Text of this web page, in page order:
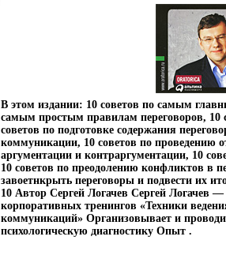
В этом издании: 10 советов по самым
самым простым правилам переговоров, 10
советов по подготовке содержания
коммуникации, 10 советов по проведению
аргументации и контраргументации, 10
10 советов по преодолению конфликтов в
завоетнкрыть переговоры и подвести их
10 Автор Сергей Логачев Сергей Логачев
корпоративных тренингов «Техники
коммуникаций» Организовывает и
психологическую диагностику Опыт .